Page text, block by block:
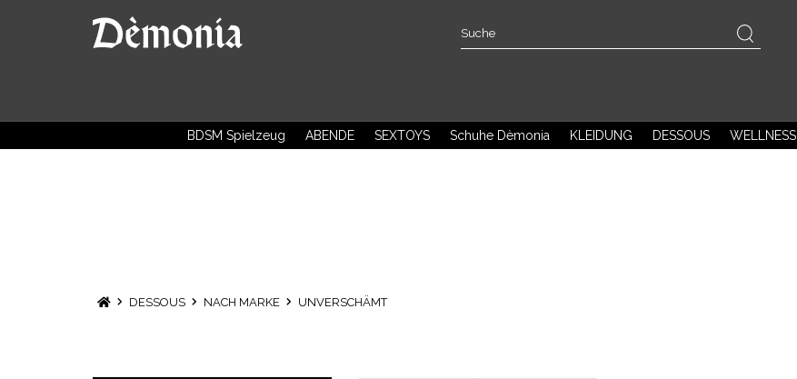
BDSM Spielzeug ABENDE SEXTOYS Schuhe Dèmonia KLEIDUNG DESSOUS WELLNESS
DESSOUS NACH MARKE UNVERSCHÄMT